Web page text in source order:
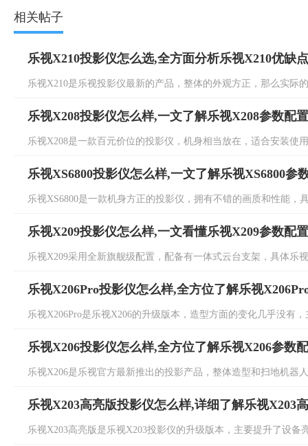
相关帖子
乐视X210投影仪怎么选,全方面分析乐视X210优缺
乐视X210是乐视投影仪最新的产品，整体的外观方正，那么实际
乐视X208投影仪怎么样,一文了解乐视X208参数配置
乐视X208是一款百元价位的投影仪，机身相当放在，适合安装使
乐视XS6800投影仪怎么样,一文了解乐视XS6800参
乐视XS6800是一款机身方正的投影仪，拥有不错的画质和性能，
乐视X209投影仪怎么样,一文看懂乐视X209参数配置
乐视X209采用全新旗舰级配置，配备有一体式云台支架，具体乐
乐视X206Pro投影仪怎么样,全方位了解乐视
乐视X206Pro是乐视X206的升级版本，造型方面的变化几乎没有
乐视X206投影仪怎么样,全方位了解乐视X206参数
乐视X206是乐视官方最新推出的投影产品，整体造型和扫地机器
乐视X203高亮版投影仪怎么样,详细了解乐视X203
乐视X203高亮版是乐视X203投影仪的升级版本，主要提升了设